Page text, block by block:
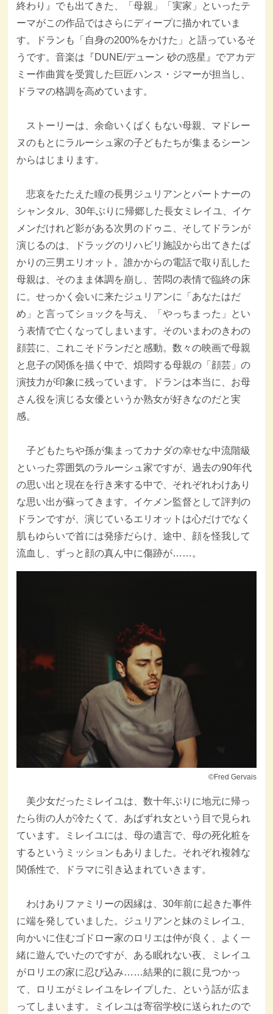
終わり』でも出てきた、「母親」「実家」といったテ
ーマがこの作品ではさらにディープに描かれていま
す。ドランも「自身の200%をかけた」と語っているそ
うです。音楽は『DUNE/デューン 砂の惑星』でアカデ
ミー作曲賞を受賞した巨匠ハンス・ジマーが担当し、
ドラマの格調を高めています。
ストーリーは、余命いくばくもない母親、マドレー
ヌのもとにラルーシュ家の子どもたちが集まるシーン
からはじまります。
悲哀をたたえた瞳の長男ジュリアンとパートナーの
シャンタル、30年ぶりに帰郷した長女ミレイユ、イケ
メンだけれど影がある次男のドゥニ、そしてドランが
演じるのは、ドラッグのリハビリ施設から出てきたば
かりの三男エリオット。誰かからの電話で取り乱した
母親は、そのまま体調を崩し、苦悶の表情で臨終の床
に。せっかく会いに来たジュリアンに「あなたはだ
め」と言ってショックを与え、「やっちまった」とい
う表情で亡くなってしまいます。そのいまわのきわの
顔芸に、これこそドランだと感動。数々の映画で母親
と息子の関係を描く中で、煩悶する母親の「顔芸」の
演技力が印象に残っています。ドランは本当に、お母
さん役を演じる女優というか熟女が好きなのだと実
感。
子どもたちや孫が集まってカナダの幸せな中流階級
といった雰囲気のラルーシュ家ですが、過去の90年代
の思い出と現在を行き来する中で、それぞれわけあり
な思い出が蘇ってきます。イケメン監督として評判の
ドランですが、演じているエリオットは心だけでなく
肌もゆらいで首には発疹だらけ、途中、顔を怪我して
流血し、ずっと顔の真ん中に傷跡が……。
©Fred Gervais
美少女だったミレイユは、数十年ぶりに地元に帰っ
たら街の人が冷たくて、あばずれ女という目で見られ
ています。ミレイユには、母の遺言で、母の死化粧を
するというミッションもありました。それぞれ複雑な
関係性で、ドラマに引き込まれていきます。
わけありファミリーの因縁は、30年前に起きた事件
に端を発していました。ジュリアンと妹のミレイユ、
向かいに住むゴドロー家のロリエは仲が良く、よく一
緒に遊んでいたのですが、ある眠れない夜、ミレイユ
がロリエの家に忍び込み……結果的に親に見つかっ
て、ロリエがミレイユをレイプした、という話が広ま
ってしまいます。ミイレユは寄宿学校に送られたので